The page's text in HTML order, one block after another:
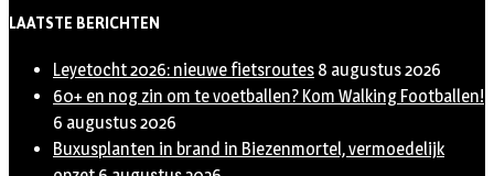
LAATSTE BERICHTEN
Leyetocht 2026: nieuwe fietsroutes 8 augustus 2026
60+ en nog zin om te voetballen? Kom Walking Footballen!
6 augustus 2026
Buxusplanten in brand in Biezenmortel, vermoedelijk